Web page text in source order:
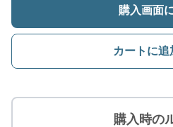
購入画面
カートに追
購入時の